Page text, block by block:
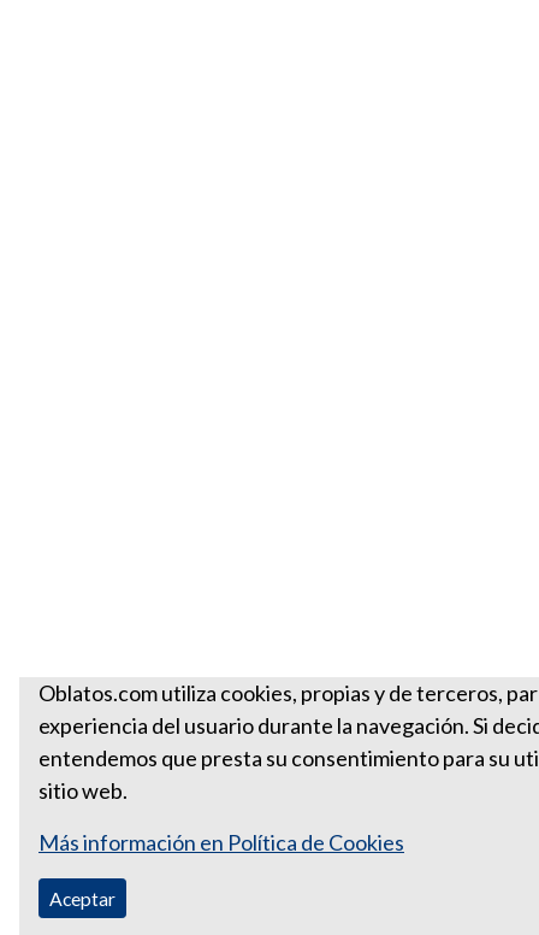
Oblatos.com utiliza cookies, propias y de terceros,
experiencia del usuario durante la navegación. Si
entendemos que presta su consentimiento para su
sitio web.
Más información en Política de Cookies
Aceptar